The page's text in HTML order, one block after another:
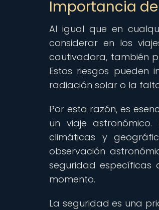
Importancia
Al igual que en
considerar en los
cautivadora, también
Estos riesgos pueden
radiación solar o la
Por esta razón, es
un viaje
climáticas y
observación
seguridad específicas
momento.
La seguridad es una